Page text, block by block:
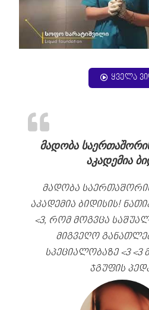
ყველა
მადობა
აკადემია
მადობა
აკადემია ბიდისის!
<3, რომ მოგვცა
მიგვეღო
სპეციალობაზე <3
ჯგუფის